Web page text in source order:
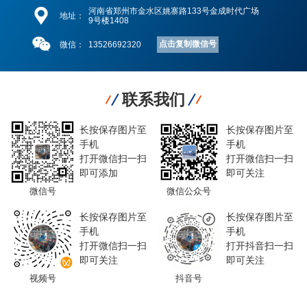
地址：
河南省郑州市金水区姚寨路133号金成时代广场
9号楼1408
微信： 13526692320 点击复制微信号
联系我们
微信号
长按保存图片至
手机
打开微信扫一扫
即可添加
微信公众号
长按保存图片至
手机
打开微信扫一扫
即可关注
视频号
长按保存图片至
手机
打开微信扫一扫
即可关注
抖音号
长按保存图片至
手机
打开抖音扫一扫
即可关注